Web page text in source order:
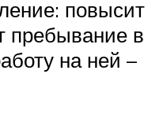
повысит
пребывание в
на ней –